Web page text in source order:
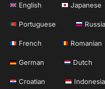
English Japanese
Portuguese
French Romanian
German Dutch
Croatian